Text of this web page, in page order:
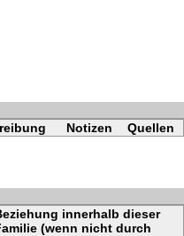
Notizen
Quellen
innerhalb dieser
(wenn nicht durch